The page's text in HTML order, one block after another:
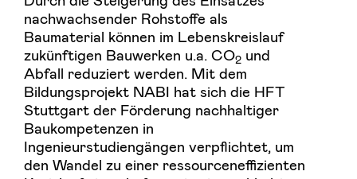
nachwachsender Rohstoffe als
Baumaterial können im Lebenskreislauf
zukünftigen Bauwerken u.a. CO2 und
Abfall reduziert werden. Mit dem
Bildungsprojekt NABI hat sich die HFT
Stuttgart der Förderung nachhaltiger
Baukompetenzen in
Ingenieurstudiengängen verpflichtet, um
den Wandel zu einer ressourceneffizienten